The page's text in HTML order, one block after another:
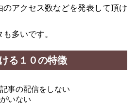
のアクセス数などを発表して頂け
多いです。
る１０の特徴
事の配信をしない
いない